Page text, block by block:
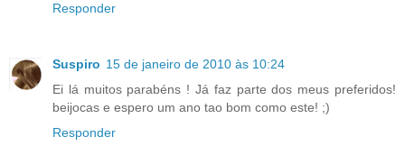
Responder
Suspiro 15 de janeiro de 2010 às 10:24
Ei lá muitos parabéns ! Já faz parte dos meus preferidos!
beijocas e espero um ano tao bom como este! ;)
Responder